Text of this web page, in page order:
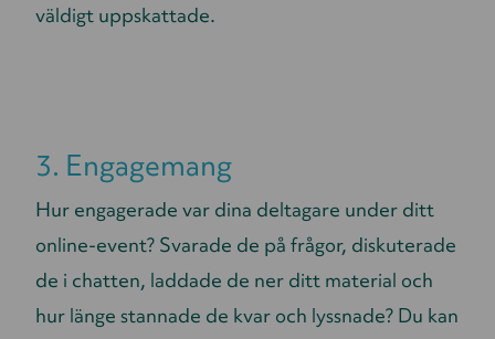
väldigt uppskattade.
3. Engagemang
Hur engagerade var dina deltagare under ditt
online-event? Svarade de på frågor, diskuterade
de i chatten, laddade de ner ditt material och
hur länge stannade de kvar och lyssnade? Du kan